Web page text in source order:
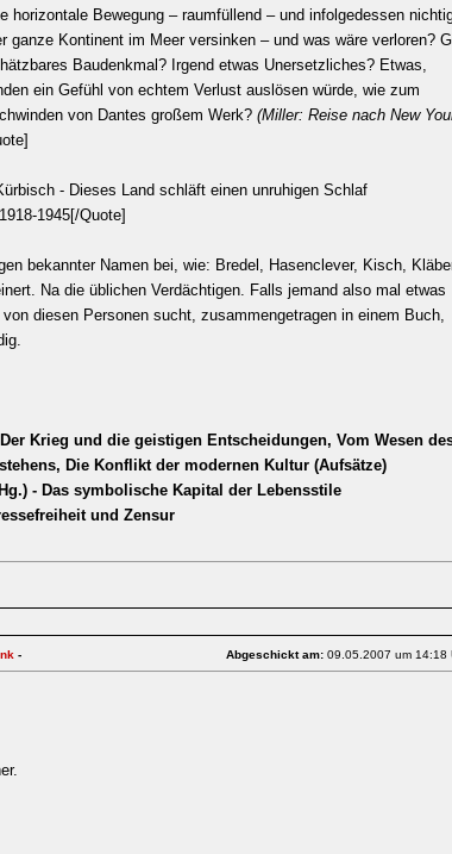
horizontale Bewegung – raumfüllend – und infolgedessen
ganze Kontinent im Meer versinken – und was wäre verloren?
Baudenkmal? Irgend etwas Unersetzliches? Etwas,
ein Gefühl von echtem Verlust auslösen würde, wie zum
von Dantes großem Werk? (Miller: Reise nach New
- Dieses Land schläft einen unruhigen Schlaf
1945[/Quote]
bekannter Namen bei, wie: Bredel, Hasenclever, Kisch,
Na die üblichen Verdächtigen. Falls jemand also mal etwas
diesen Personen sucht, zusammengetragen in einem Buch,
Krieg und die geistigen Entscheidungen, Vom Wesen
Die Konflikt der modernen Kultur (Aufsätze)
- Das symbolische Kapital der Lebensstile
und Zensur
- Abgeschickt am: 09.05.2007 um 14:18